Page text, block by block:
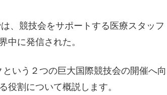
、競技会をサポートする医療スタッフ
中に発信された。
いう２つの巨大国際競技会の開催へ向
役割について概説します。